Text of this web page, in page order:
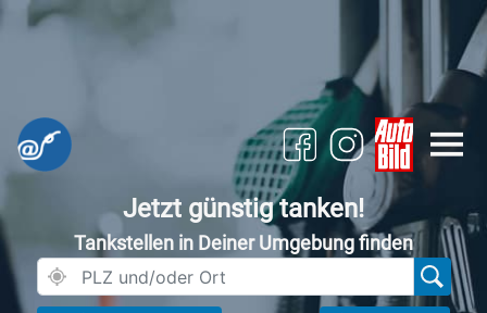
Jetzt günstig tanken!
Tankstellen in Deiner Umgebung finden